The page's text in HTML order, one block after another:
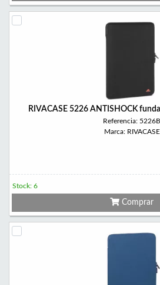
RIVACASE 5226 ANTISHOCK
Referencia: 5226B
Marca: RIVACASE
Stock: 6
Comprar